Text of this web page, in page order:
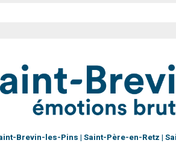
Brevin-les-Pins Saint-Père-en-Retz